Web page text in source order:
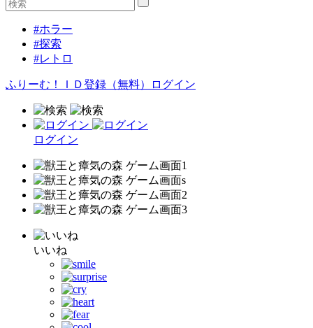
#ホラー
#探索
#レトロ
ふりーむ！ＩＤ登録（無料） ログイン
ログイン
いいね